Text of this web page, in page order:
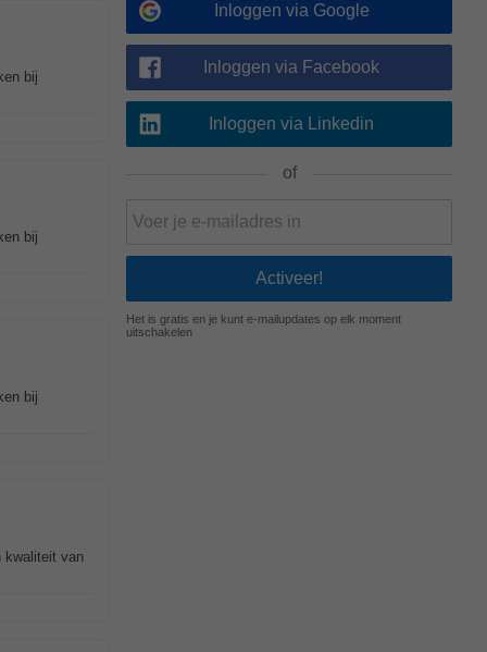
bij
bij
bij
kwaliteit van
Inloggen via Google
Inloggen via Facebook
Inloggen via Linkedin
of
Het is gratis en je kunt e-mailupdates op elk moment
uitschakelen